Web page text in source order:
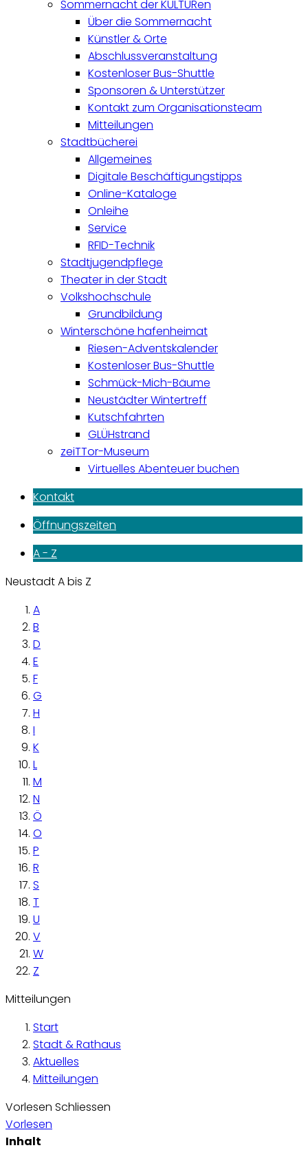
Sommernacht der KULTURen
Über die Sommernacht
Künstler & Orte
Abschlussveranstaltung
Kostenloser Bus-Shuttle
Sponsoren & Unterstützer
Kontakt zum Organisationsteam
Mitteilungen
Stadtbücherei
Allgemeines
Digitale Beschäftigungstipps
Online-Kataloge
Onleihe
Service
RFID-Technik
Stadtjugendpflege
Theater in der Stadt
Volkshochschule
Grundbildung
Winterschöne hafenheimat
Riesen-Adventskalender
Kostenloser Bus-Shuttle
Schmück-Mich-Bäume
Neustädter Wintertreff
Kutschfahrten
GLÜHstrand
zeiTTor-Museum
Virtuelles Abenteuer buchen
Kontakt
Öffnungszeiten
A - Z
Neustadt A bis Z
A
B
D
E
F
G
H
I
K
L
M
N
Ö
O
P
R
S
T
U
V
W
Z
Mitteilungen
Start
Stadt & Rathaus
Aktuelles
Mitteilungen
Vorlesen Schliessen
Vorlesen
Inhalt